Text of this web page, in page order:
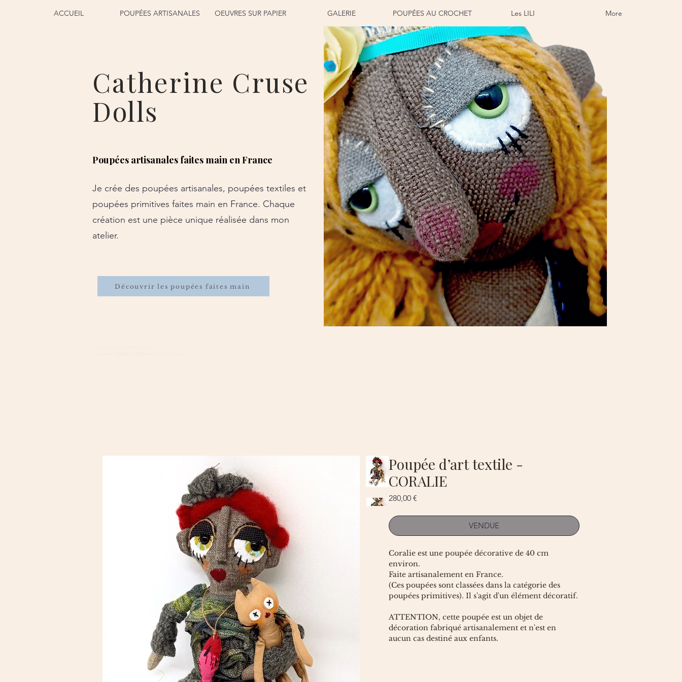
ACCUEIL POUPÉES ARTISANALES OEUVRES SUR PAPIER GALERIE POUPÉES AU CROCHET Les LILI More
Poupées artisanales faites main en France
Je crée des poupées artisanales, poupées textiles et
poupées primitives faites main en France. Chaque
création est une pièce unique réalisée dans mon
atelier.
Catherine Cruse
Dolls
Découvrir les poupées faites main
Poupée d’art textile -
CORALIE
280,00 €
VENDUE
Coralie est une poupée décorative de 40 cm
environ.
Faite artisanalement en France.
(Ces poupées sont classées dans la catégorie des
poupées primitives). Il s'agit d'un élément décoratif.
ATTENTION, cette poupée est un objet de
décoration fabriqué artisanalement et n'est en
aucun cas destiné aux enfants.